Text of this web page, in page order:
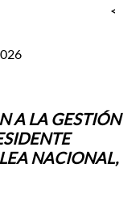
<<
A LA GESTIÓN
NACIONAL,